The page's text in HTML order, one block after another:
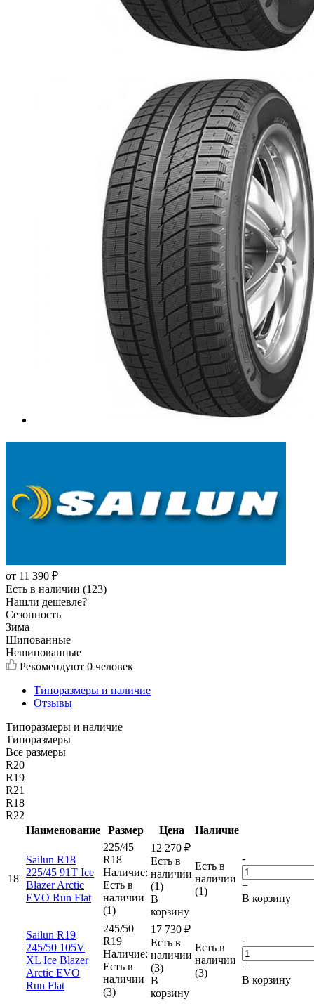
от 11 390 ₽
Есть в наличии (123)
Нашли дешевле?
Сезонность
Зима
Шипованные
Нешипованные
Рекомендуют 0 человек
Типоразмеры и наличие
Отзывы
Типоразмеры и наличие
Типоразмеры
Все размеры
R20
R19
R21
R18
R22
Наименование
Размер Цена Наличие
18''
Sailun R18
225/45 91T Ice
Blazer Arctic
EVO Run Flat
225/45
R18
Наличие:
Есть в
наличии
(1)
12 270 ₽
Есть в
наличии
(1)
В
корзину
Есть в
наличии
(1)
-
+
В корзину
Sailun R19
245/50 105V
XL Ice Blazer
Arctic EVO
Run Flat
245/50
R19
Наличие:
Есть в
наличии
(3)
17 730 ₽
Есть в
наличии
(3)
В
корзину
Есть в
наличии
(3)
-
+
В корзину